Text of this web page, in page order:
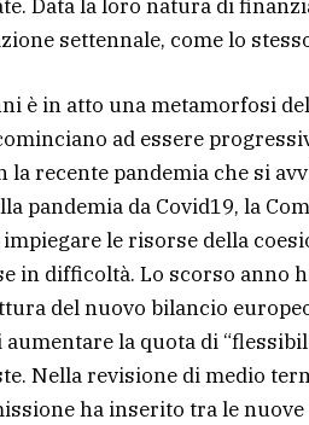
Data la loro natura di
settennale, come lo
è in atto una metamorfosi
ad essere
la recente pandemia che si
pandemia da Covid19, la
le risorse della
in difficoltà. Lo scorso anno
del nuovo bilancio
la quota di
Nella revisione di medio
ha inserito tra le